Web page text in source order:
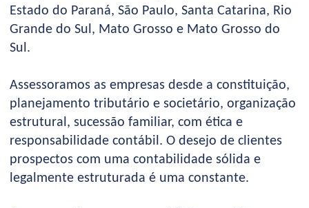
Estado do Paraná, São Paulo, Santa Catarina, Rio
Grande do Sul, Mato Grosso e Mato Grosso do
Sul.
Assessoramos as empresas desde a constituição,
planejamento tributário e societário, organização
estrutural, sucessão familiar, com ética e
responsabilidade contábil. O desejo de clientes
prospectos com uma contabilidade sólida e
legalmente estruturada é uma constante.